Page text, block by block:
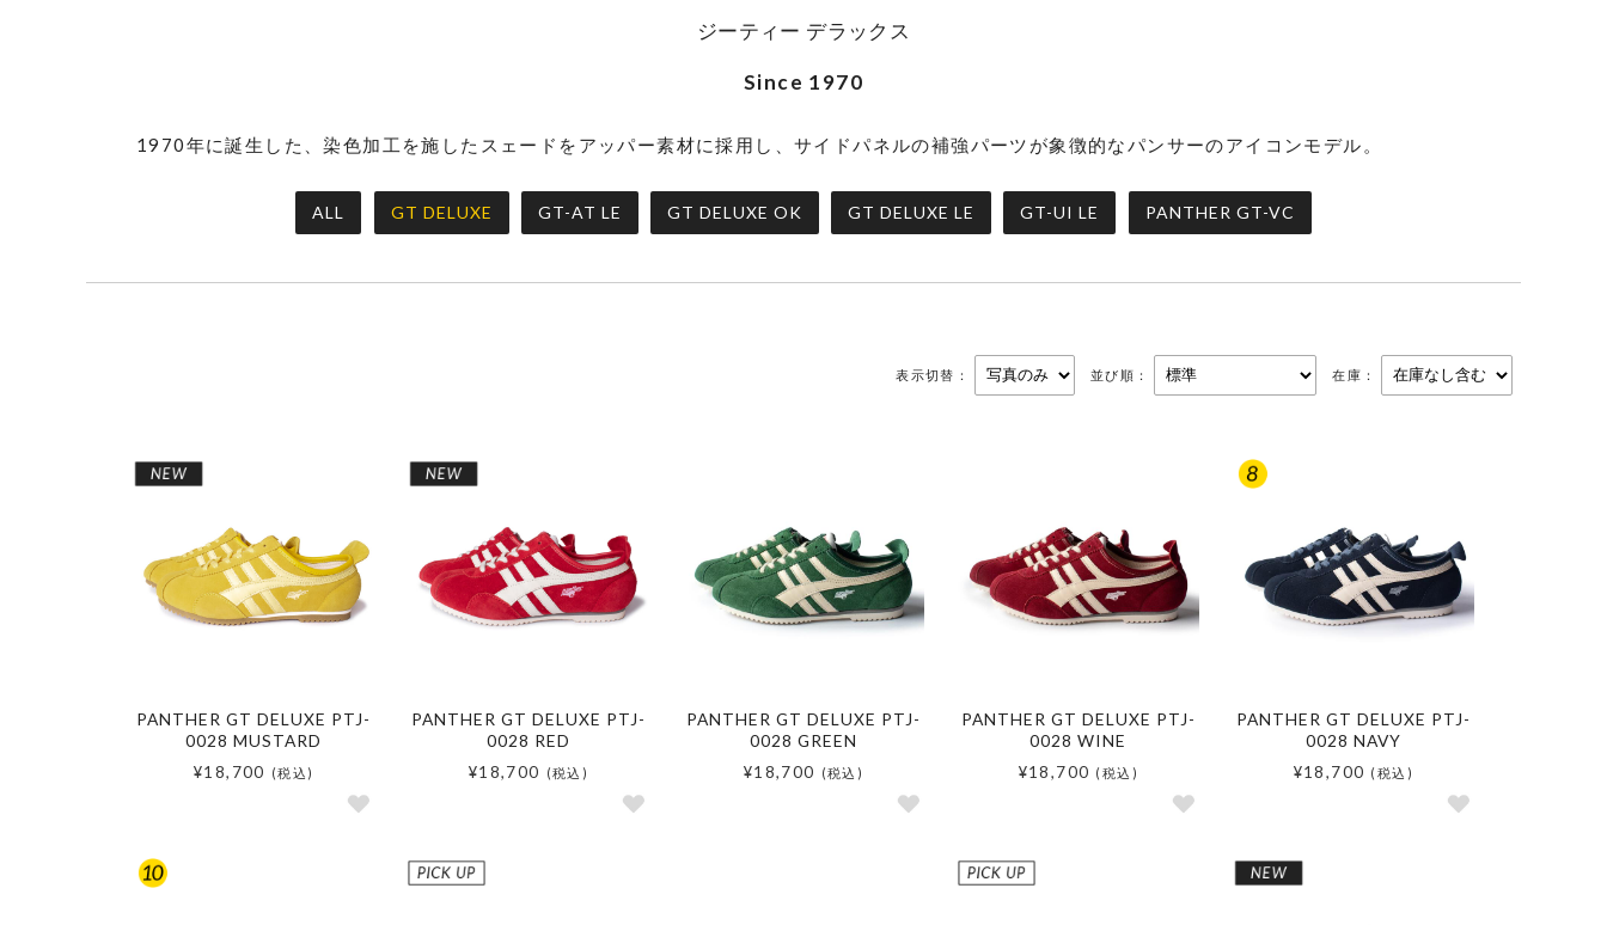
ジーティー デラックス
Since 1970
1970年に誕生した、染色加工を施したスェードをアッパー素材に採用し、サイドパネルの補強パーツが象徴的なパンサーのアイコンモデル。
ALL GT DELUXE GT-AT LE GT DELUXE OK GT DELUXE LE GT-UI LE PANTHER GT-VC
表示切替： 並び順： 在庫：
PANTHER GT DELUXE PTJ-
0028 MUSTARD
¥18,700 (税込)
PANTHER GT DELUXE PTJ-
0028 RED
¥18,700 (税込)
PANTHER GT DELUXE PTJ-
0028 GREEN
¥18,700 (税込)
PANTHER GT DELUXE PTJ-
0028 WINE
¥18,700 (税込)
PANTHER GT DELUXE PTJ-
0028 NAVY
¥18,700 (税込)